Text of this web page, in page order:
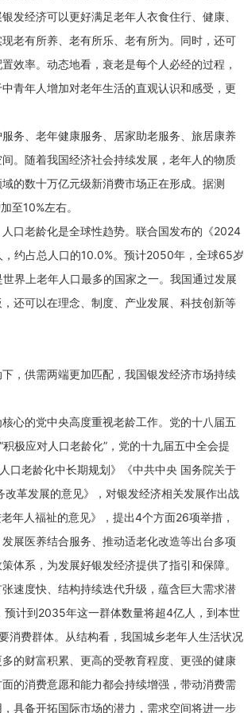
发经济可以更好满足老年人衣食住行、健康、
老有所养、老有所乐、老有所为。同时，还可
效率。动态地看，衰老是每个人必经的过程，
青年人增加对老年生活的直观认识和感受，更
务、老年健康服务、居家助老服务、旅居康养
。随着我国经济社会持续发展，老年人的物质
的数十万亿元级新消费市场正在形成。据测
至10%左右。
口老龄化是全球性趋势。联合国发布的《2024
约占总人口的10.0%。预计2050年，全球65岁
界上老年人口最多的国家之一。我国通过发展
还可以在理念、制度、产业发展、科技创新等
，供需两端更加匹配，我国银发经济市场持续
心的党中央高度重视老龄工作。党的十八届五
极应对人口老龄化”，党的十九届五中全会提
口老龄化中长期规划》《中共中央 国务院关于
革发展的意见》，对银发经济相关发展作出战
年人福祉的意见》，提出4个方面26项举措，
展医养结合服务、推动适老化改造等出台多项
体系，为发展好银发经济提供了指引和保障。
速度快、结构持续迭代升级，蕴含巨大需求潜
计到2035年这一群体数量将超4亿人，到本世
消费群体。从结构看，我国城乡老年人生活状况
的财富积累、更高的受教育程度、更强的健康
的消费意愿和能力都会持续增强，带动消费需
具备开拓国际市场的潜力，需求空间将进一步